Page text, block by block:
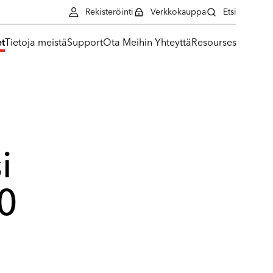
Tietoja meistäSupportOta Meihin YhteyttäResourses
Rekisteröinti Verkkokauppa Etsi